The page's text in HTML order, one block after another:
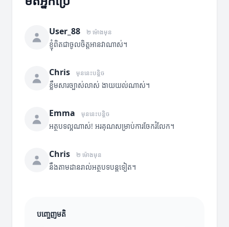
User_88 ២ ម៉ោងមុន
ខ្ញុំពិតជាចូលចិត្តអានវាណាស់។
Chris មុននេះបន្តិច
ខ្លឹមសារច្បាស់លាស់ ងាយយល់ណាស់។
Emma មុននេះបន្តិច
អត្ថបទល្អណាស់! អរគុណសម្រាប់ការចែករំលែក។
Chris ២ ម៉ោងមុន
នឹងតាមដានរាល់អត្ថបទបន្តទៀត។
បញ្ចេញមតិ